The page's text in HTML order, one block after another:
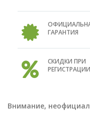
ГАРАНТИЯ
СКИДКИ ПРИ
Внимание,